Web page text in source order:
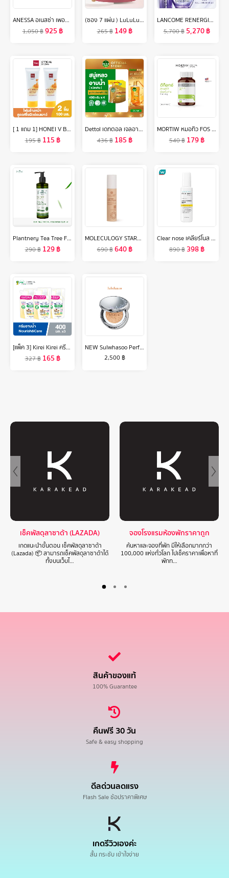
ANESSA อเนสซ่า เพอร์เฟค ยูวี ซันสกรีน สกินแคร์ มิลค์ NA SPF50+ PA++++ 60 มล. (กันแดดเนื้อน้ำนม บางเบาสบายผิว)
1,050฿925 ฿
(ซอง 7 แผ่น ) LuLuLun Precious Balance Face mask ลูลูลูน แผ่นมาสก์หน้า สูตรปรับสมดุลผิว อ่อนเยาว์ พรีเชียส บาลานซ์
265฿ 149฿
LANCOME RENERGIE H.C.F. TRIPLE SERUM 50 ML ลังโคมเซรั่มผสาน 3 พลัง ป้องกันริ้วรอยแห่งวัยในหนึ่งเดียว (เซรั่ม ลังโคม ริ้วรอย ไฮยา วิตซี)
5,700฿ 5,270฿
[ 1 แถม 1] HONEI V BSC AGE DEFENCE CLEAR ANDFIRM FACIAL FOAM โฟมล้างหน้าสูตรเพื่อผิวแลดูอ่อนเยาว์ ฟองโฟมหนานุ่ม ทำความสะอาดผิวหน้าได้อย่างหมดจด ปริมาณ 100 มล.X2
195฿ 115 ฿
Dettol เดทตอล เจลอาบน้ำแบบถุงเติม สบู่เหลวเดทตอล แอนตี้แบคทีเรีย ถุงเติม 400มล.X4 (เลือกสูตรด้านใน)
436฿ 185 ฿
MORTIW หมอทิว FOS PLUS ดีท็อก ขับถ่าย ท้องผูก ปรับสมดุลการขับถ่าย detox ขับของเสียออกจากร่างกาย เอฟโอเอส พลัส 30 แคปซูล 500 mg.
540฿ 179฿
Plantnery Tea Tree Facial Cleanser 250 ml
290฿ 129฿
MOLECULOGY STARTER SOFT CREAM โมเลกุลโลจี้ สตาร์ทเตอร์ ซอฟท์ ครีม
690฿640฿
Clear nose เคลียร์โนส แอคเน่ แคร์ โซลูชั่น เซรั่ม 100 มล.
890฿ 398฿
[แพ็ค 3] Kirei Kirei ครีมอาบน้ำ คิเรอิ คิเรอิ Antibacterial Body Wash สูตร Nourish & Care ถุงเติม Refill 400 มล.
327฿ 165 ฿
NEW Sulwhasoo Perfecting Cushion SPF 50+/PA+++ คุชชั่นเนรมิตผิวสวย ปกปิด ติดทนตลอดวัน
2,500 ฿
เช็คพัสดุลาซาด้า (LAZADA)
เกดแนะนำขั้นตอน เช็คพัสดุลาซาด้า
(Lazada) 📦 สามารถเช็คพัสดุลาซาด้าได้
ทั้งบนเว็บไ…
จองโรงแรมห้องพักราคาถูก
ค้นหาและจองที่พัก มีให้เลือกมากกว่า
100,000 แห่งทั่วโลก ไปเช็คราคาเพื่อหาที่
พักท…
สินค้าของแท้
100% Guarantee
คืนฟรี 30 วัน
Safe & easy shopping
ดีลด่วนลดแรง
Flash Sale ช้อปราคาพิเศษ
เกดรีวิวเองค่ะ
สั้น กระชับ เข้าใจง่าย